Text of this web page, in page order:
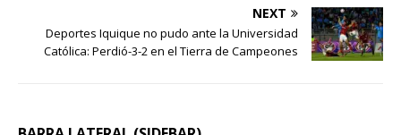
NEXT
Deportes Iquique no pudo ante la Universidad
Católica: Perdió-3-2 en el Tierra de Campeones